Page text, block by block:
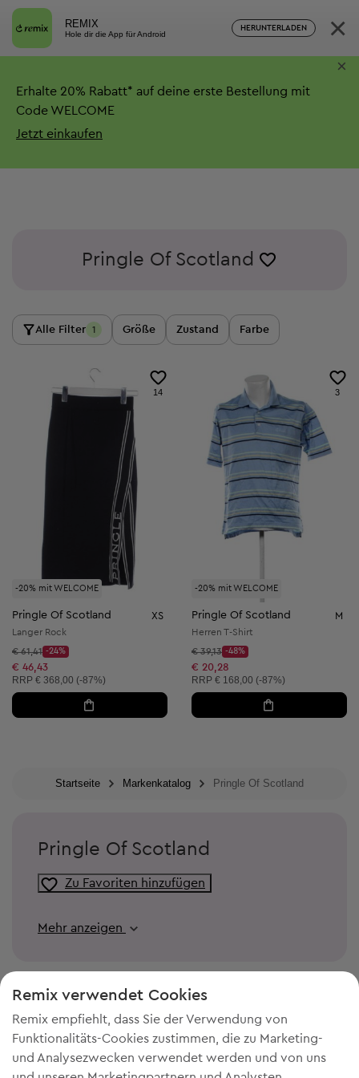
REMIX
Hole dir die App für Android
HERUNTERLADEN ×
Erhalte 20% Rabatt* auf deine erste Bestellung mit
Code WELCOME
Jetzt einkaufen
×
Pringle Of Scotland
Alle Filter 1 Größe Zustand Farbe
-20% mit WELCOME
14
Pringle Of Scotland XS
Langer Rock
Startpreis:
€ 61,41
Discount Price:
-24%
Reduzierter Preis:
€ 46,43
Unverbindliche Preisempfehlung:
RRP € 368,00 (-87%)
-20% mit WELCOME
3
Pringle Of Scotland M
Herren T-Shirt
Startpreis:
€ 39,13
Discount Price:
-48%
Reduzierter Preis:
€ 20,28
Unverbindliche Preisempfehlung:
RRP € 168,00 (-87%)
Startseite Markenkatalog Pringle Of Scotland
Pringle Of Scotland
Zu Favoriten hinzufügen
Mehr anzeigen
Remix verwendet Cookies
Remix empfiehlt, dass Sie der Verwendung von
Funktionalitäts-Cookies zustimmen, die zu Marketing-
und Analysezwecken verwendet werden und von uns